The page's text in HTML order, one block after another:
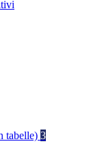
tabelle) 3